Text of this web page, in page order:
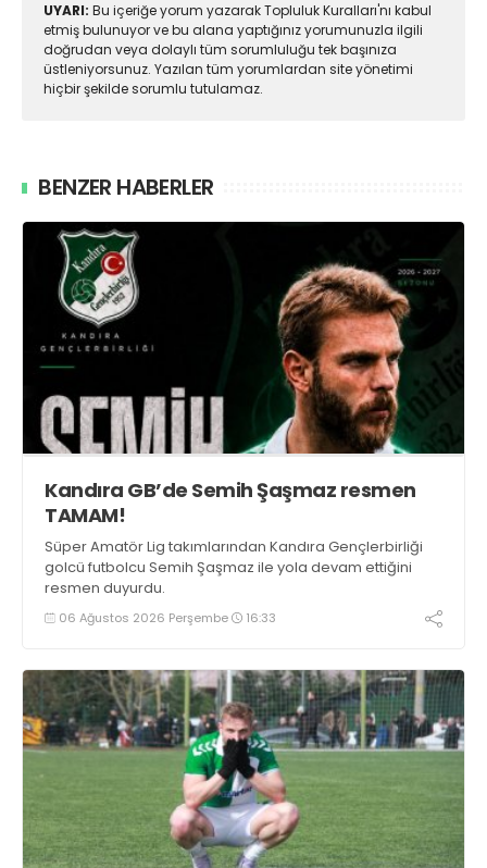
UYARI: Bu içeriğe yorum yazarak Topluluk Kuralları'nı kabul
etmiş bulunuyor ve bu alana yaptığınız yorumunuzla ilgili
doğrudan veya dolaylı tüm sorumluluğu tek başınıza
üstleniyorsunuz. Yazılan tüm yorumlardan site yönetimi
hiçbir şekilde sorumlu tutulamaz.
BENZER HABERLER
Kandıra GB’de Semih Şaşmaz resmen
TAMAM!
Süper Amatör Lig takımlarından Kandıra Gençlerbirliği
golcü futbolcu Semih Şaşmaz ile yola devam ettiğini
resmen duyurdu.
06 Ağustos 2026 Perşembe 16:33